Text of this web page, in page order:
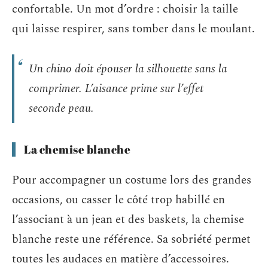
confortable. Un mot d’ordre : choisir la taille
qui laisse respirer, sans tomber dans le moulant.
Un chino doit épouser la silhouette sans la
comprimer. L’aisance prime sur l’effet
seconde peau.
La chemise blanche
Pour accompagner un costume lors des grandes
occasions, ou casser le côté trop habillé en
l’associant à un jean et des baskets, la chemise
blanche reste une référence. Sa sobriété permet
toutes les audaces en matière d’accessoires.